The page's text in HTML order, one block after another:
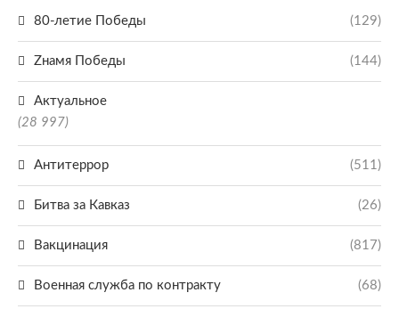
80-летие Победы (129)
Zнамя Победы (144)
Актуальное
(28 997)
Антитеррор (511)
Битва за Кавказ (26)
Вакцинация (817)
Военная служба по контракту (68)